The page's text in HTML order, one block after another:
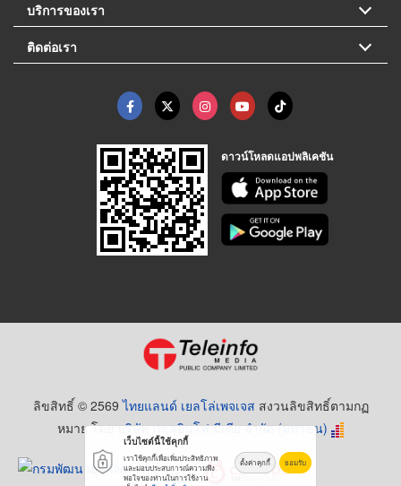
บริการของเรา
ติดต่อเรา
ดาวน์โหลดแอปพลิเคชัน
ลิขสิทธิ์ © 2569ไทยแลนด์ เยลโล่เพจเจส สงวนลิขสิทธิ์ตามกฏ
หมาย โดยบริษัท เทเลอินโฟ มีเดีย จำกัด (มหาชน)
เว็บไซต์นี้ใช้คุกกี้
เราใช้คุกกี้เพื่อเพิ่มประสิทธิภาพ
และมอบประสบการณ์ความพึง
พอใจของท่านในการใช้งาน
ตั้งค่าคุกกี้ ยอมรับ